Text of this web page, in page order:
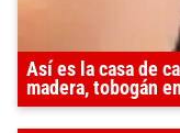
Así es la casa de
madera, tobogán